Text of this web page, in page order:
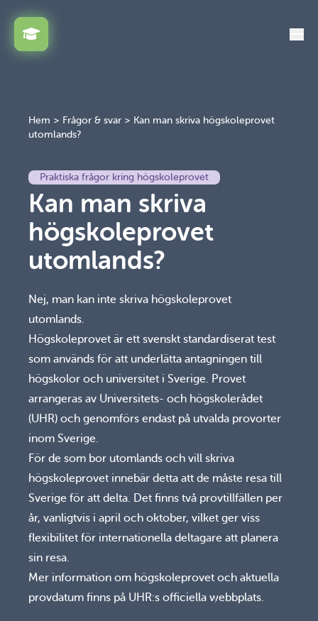
Växla
Hem > Frågor & svar > Kan man skriva högskoleprovet
utomlands?
Praktiska frågor kring högskoleprovet
Kan man skriva
högskoleprovet
utomlands?
Nej, man kan inte skriva högskoleprovet
utomlands.
Högskoleprovet är ett svenskt standardiserat test
som används för att underlätta antagningen till
högskolor och universitet i Sverige. Provet
arrangeras av Universitets- och högskolerådet
(UHR) och genomförs endast på utvalda provorter
inom Sverige.
För de som bor utomlands och vill skriva
högskoleprovet innebär detta att de måste resa till
Sverige för att delta. Det finns två provtillfällen per
år, vanligtvis i april och oktober, vilket ger viss
flexibilitet för internationella deltagare att planera
sin resa.
Mer information om högskoleprovet och aktuella
provdatum finns på UHR:s officiella webbplats.